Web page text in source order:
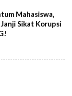
Mahasiswa,
Sikat Korupsi